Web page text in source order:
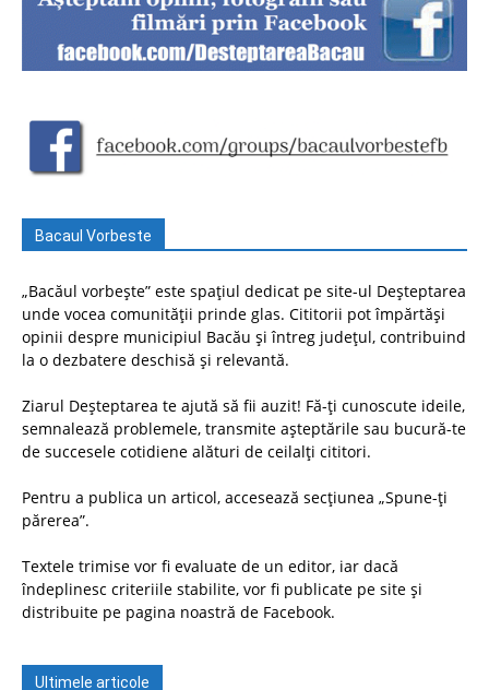
Bacaul Vorbeste
„Bacăul vorbește” este spațiul dedicat pe site-ul Deșteptarea
unde vocea comunității prinde glas. Cititorii pot împărtăși
opinii despre municipiul Bacău și întreg județul, contribuind
la o dezbatere deschisă și relevantă.
Ziarul Deșteptarea te ajută să fii auzit! Fă-ți cunoscute ideile,
semnalează problemele, transmite așteptările sau bucură-te
de succesele cotidiene alături de ceilalți cititori.
Pentru a publica un articol, accesează secțiunea „Spune-ți
părerea”.
Textele trimise vor fi evaluate de un editor, iar dacă
îndeplinesc criteriile stabilite, vor fi publicate pe site și
distribuite pe pagina noastră de Facebook.
Ultimele articole